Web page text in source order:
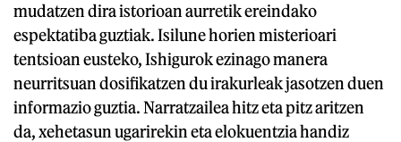
mudatzen dira istorioan aurretik ereindako
espektatiba guztiak. Isilune horien misterioari
tentsioan eusteko, Ishigurok ezinago manera
neurritsuan dosifikatzen du irakurleak jasotzen duen
informazio guztia. Narratzailea hitz eta pitz aritzen
da, xehetasun ugarirekin eta elokuentzia handiz